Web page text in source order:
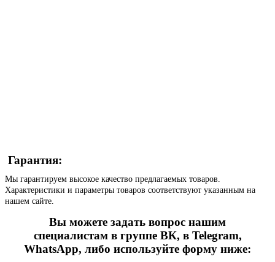
Гарантия:
Мы гарантируем высокое качество предлагаемых товаров.
Характеристики и параметры товаров соответствуют указанным на
нашем сайте.
Вы можете задать вопрос нашим
специалистам в группе ВК, в Telegram,
WhatsApp, либо используйте форму ниже: